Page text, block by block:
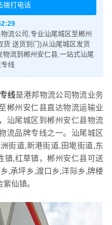
拨打电话
流公司,专业汕尾城区至郴州
货 送货到门)从汕尾城区发货
流到郴州安仁县,一站式汕尾
线
线是港邦物流公司物流业务
郴州安仁县直达物流运输业
汕尾城区到郴州安仁县物流
流品牌专线之一。汕尾城区
街道,新港街道,田墘街道,东
镇,红草镇，郴州安仁县可送
,承坪乡,渡口乡,洋际乡,牌楼
仙镇。